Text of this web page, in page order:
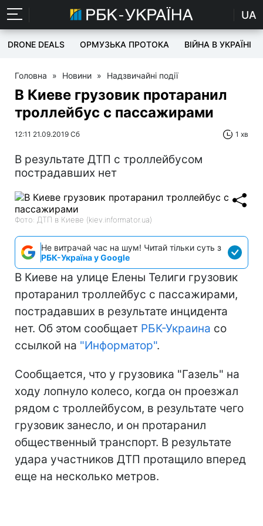
UA
DRONE DEALS ОРМУЗЬКА ПРОТОКА ВІЙНА В УКРАЇНІ
Головна » Новини » Надзвичайні події
В Киеве грузовик протаранил
троллейбус с пассажирами
12:11 21.09.2019 Сб 1 хв
В результате ДТП с троллейбусом
пострадавших нет
Фото: ДТП в Киеве (kiev.informator.ua)
Не витрачай час на шум! Читай тільки суть з
РБК-Україна у Google
В Киеве на улице Елены Телиги грузовик
протаранил троллейбус с пассажирами,
пострадавших в результате инцидента
нет. Об этом сообщает РБК-Украина со
ссылкой на "Информатор".
Сообщается, что у грузовика "Газель" на
ходу лопнуло колесо, когда он проезжал
рядом с троллейбусом, в результате чего
грузовик занесло, и он протаранил
общественный транспорт. В результате
удара участников ДТП протащило вперед
еще на несколько метров.